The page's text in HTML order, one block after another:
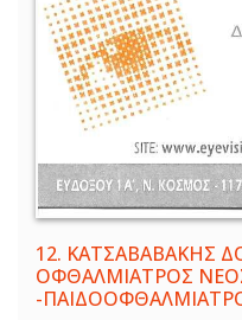
12. ΚΑΤΣΑΒΑΒΑΚΗΣ
ΟΦΘΑΛΜΙΑΤΡΟΣ
-